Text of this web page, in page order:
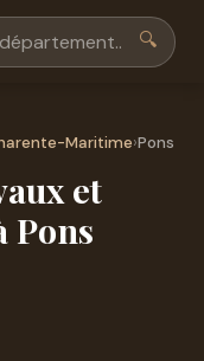
🔍
Maritime›Pons
et
Pons